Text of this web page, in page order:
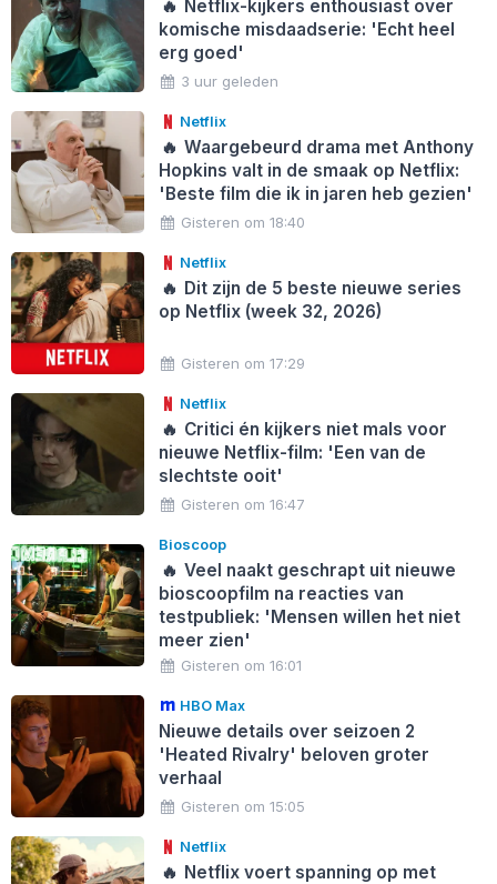
🔥 Netflix-kijkers enthousiast over
komische misdaadserie: 'Echt heel
erg goed'
3 uur geleden
Netflix
🔥 Waargebeurd drama met Anthony
Hopkins valt in de smaak op Netflix:
'Beste film die ik in jaren heb gezien'
Gisteren om 18:40
Netflix
🔥 Dit zijn de 5 beste nieuwe series
op Netflix (week 32, 2026)
Gisteren om 17:29
Netflix
🔥 Critici én kijkers niet mals voor
nieuwe Netflix-film: 'Een van de
slechtste ooit'
Gisteren om 16:47
Bioscoop
🔥 Veel naakt geschrapt uit nieuwe
bioscoopfilm na reacties van
testpubliek: 'Mensen willen het niet
meer zien'
Gisteren om 16:01
HBO Max
Nieuwe details over seizoen 2
'Heated Rivalry' beloven groter
verhaal
Gisteren om 15:05
Netflix
🔥 Netflix voert spanning op met